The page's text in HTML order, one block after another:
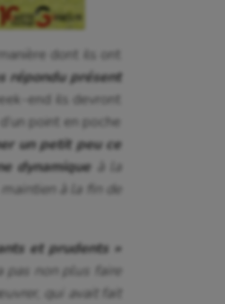
Roller-derby
dont ils ont
répondu présent
end ils devront
point en poche
un petit peu ce
dynamique à la
à la fin de
et prudents »
pas non plus faire
qui avait fait